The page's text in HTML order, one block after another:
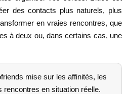
des contacts plus naturels, plus
en vraies rencontres, que
à deux ou, dans certains cas, une
mise sur les affinités, les
en situation réelle.